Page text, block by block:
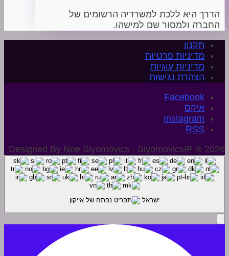
הדרך היא ללכת למשרדיה הרשומים של
החברה ולמסור שם למישהו.
תקנון
מדיניות פרטיות
מדיניות עוגיות
הצהרת נגישות
איקס
Instagram
Designed By Noe Slyomovics - SlyomovicsIP © 2026
ישראל